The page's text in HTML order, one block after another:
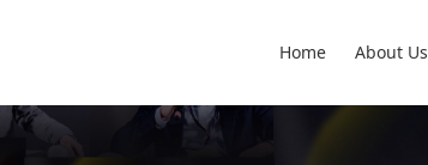
Home About Us